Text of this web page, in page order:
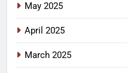
May 2025
April 2025
March 2025